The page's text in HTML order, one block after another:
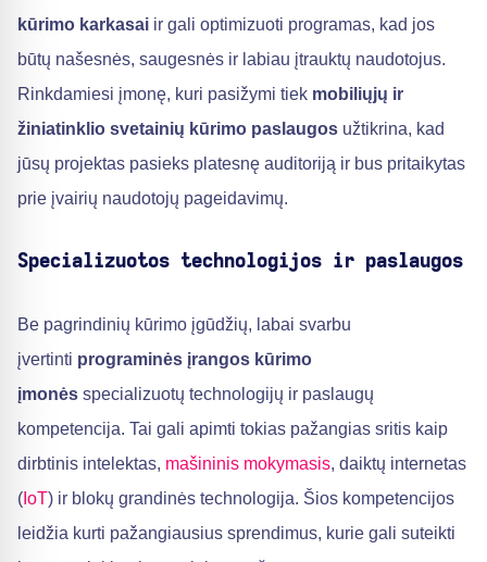
kūrimo karkasai ir gali optimizuoti programas, kad jos
būtų našesnės, saugesnės ir labiau įtrauktų naudotojus.
Rinkdamiesi įmonę, kuri pasižymi tiek mobiliųjų ir
žiniatinklio svetainių kūrimo paslaugos užtikrina, kad
jūsų projektas pasieks platesnę auditoriją ir bus pritaikytas
prie įvairių naudotojų pageidavimų.
Specializuotos technologijos ir paslaugos
Be pagrindinių kūrimo įgūdžių, labai svarbu
įvertinti programinės įrangos kūrimo
įmonės specializuotų technologijų ir paslaugų
kompetencija. Tai gali apimti tokias pažangias sritis kaip
dirbtinis intelektas, mašininis mokymasis, daiktų internetas
( IoT) ir blokų grandinės technologija. Šios kompetencijos
leidžia kurti pažangiausius sprendimus, kurie gali suteikti